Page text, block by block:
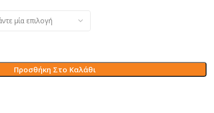
Προσθήκη Στο Καλάθι